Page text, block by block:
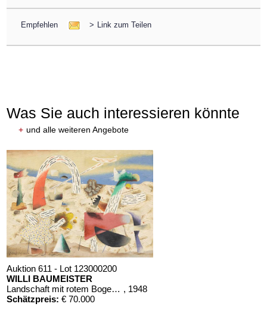
Empfehlen > Link zum Teilen
Was Sie auch interessieren könnte
+ und alle weiteren Angebote
Auktion 611 - Lot 123000200
WILLI BAUMEISTER
Landschaft mit rotem Bogen (Sommerfest) , 1948
Schätzpreis: € 70.000